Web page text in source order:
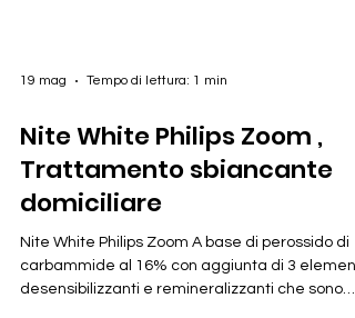
Nite White Philips Zoom ,
Trattamento sbiancante
domiciliare
Nite White Philips Zoom A base di perossido di
carbammide al 16% con aggiunta di 3